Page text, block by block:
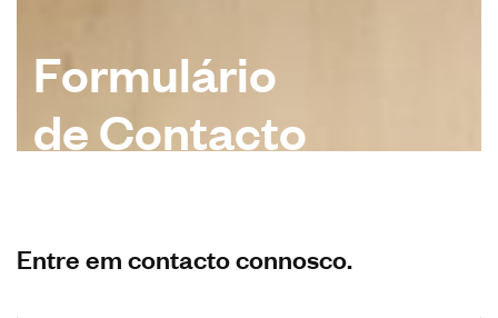
Formulário
de Contacto
Entre em contacto connosco.